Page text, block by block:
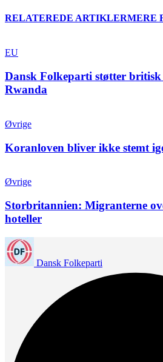
RELATEREDE ARTIKLERMERE
EU
Dansk Folkeparti støtter britisk
Rwanda
Øvrige
Koranloven bliver ikke stemt
Øvrige
Storbritannien: Migranterne
hoteller
Dansk Folkeparti